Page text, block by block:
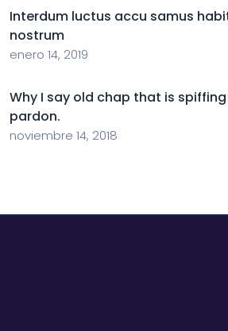
Interdum luctus accu samus
nostrum
enero 14, 2019
Why I say old chap that is
pardon.
noviembre 14, 2018